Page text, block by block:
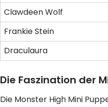
Clawdeen Wolf
Frankie Stein
Draculaura
Die Faszination der
Die Monster High Mini